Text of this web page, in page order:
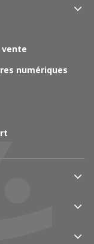
vente
numériques